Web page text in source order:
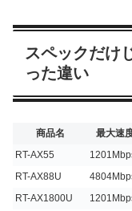
スペックだけ
った違い
商品名 最大速
RT-AX55
RT-AX88U
RT-AX1800U